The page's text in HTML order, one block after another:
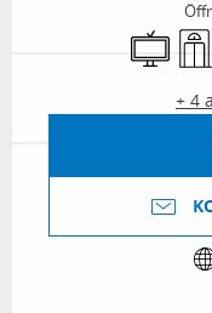
Fernsehen
+ 4